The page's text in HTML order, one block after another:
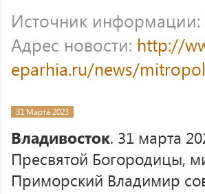
Источник информации:
Адрес новости: http://
eparhia.ru/news/
31 Марта 2023
Владивосток. 31 марта
Пресвятой Богородицы,
Приморский Владимир